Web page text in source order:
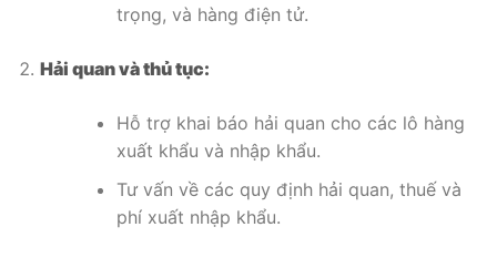
trọng, và hàng điện tử.
Hải quan và thủ tục:
Hỗ trợ khai báo hải quan cho các lô hàng
xuất khẩu và nhập khẩu.
Tư vấn về các quy định hải quan, thuế và
phí xuất nhập khẩu.